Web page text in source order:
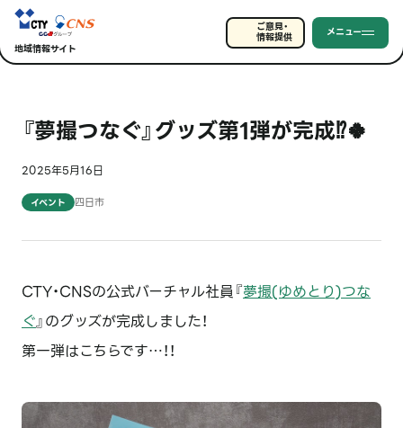
地域情報サイト
ご意見・
情報提供 メニュー
『夢撮つなぐ』グッズ第1弾が完成⁉🍀
2025年5月16日
イベント 四日市
CTY・CNSの公式バーチャル社員『夢撮(ゆめとり)つな
ぐ』のグッズが完成しました！
第一弾はこちらです…！！